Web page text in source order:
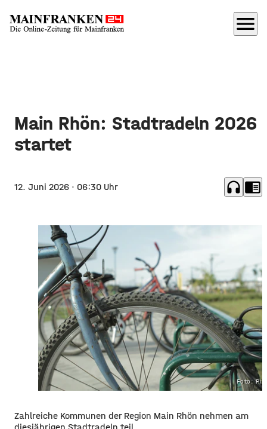
menu
Main Rhön: Stadtradeln 2026
startet
12. Juni 2026 · 06:30 Uhr headphones chrome_reader_mode
Foto:
Zahlreiche Kommunen der Region Main Rhön nehmen am